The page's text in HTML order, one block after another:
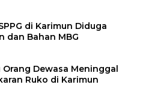
di Karimun Diduga
dan Bahan MBG
Orang Dewasa Meninggal
Ruko di Karimun